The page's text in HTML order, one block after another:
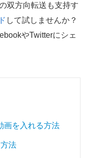
双方向転送も支持す
して試しませんか？
やTwitterにシェ
画を入れる方法
法